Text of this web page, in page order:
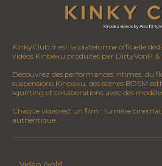
KinkyClub.fr est la plateforme officielle
vidéos Kinbaku produites par DirtyVonP &
Découvrez des performances intimes, du
suspensions Kinbaku, des scènes BDSM
squirting et collaborations avec des
Chaque vidéo est un film : lumière
authentique.